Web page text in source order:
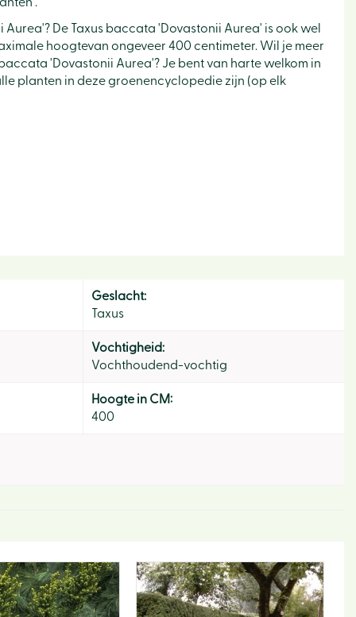
Ons
De Taxus baccata 'Dovastonii Aurea' is ook wel
hoogtevan ongeveer 400 centimeter. Wil je meer
'Dovastonii Aurea'? Je bent van harte welkom in
planten in deze groenencyclopedie zijn (op elk
Geslacht:
Taxus
Vochtigheid:
Vochthoudend-vochtig
Hoogte in CM:
400